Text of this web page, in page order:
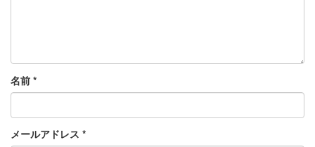
名前 *
メールアドレス *